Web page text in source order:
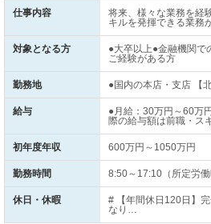
仕事内容
将来、様々な業務を経
キルを発揮できる業務
対象となる方
●大卒以上●金融機関で
ご経験がある方
勤務地 ●国内の本店・支店 【
給与
●月給：30万円～60万
際の給与額は前職・ス
初年度年収 600万円～1050万円
勤務時間 8:50～17:10（所定労
休日・休暇
# 【年間休日120日】
なり…